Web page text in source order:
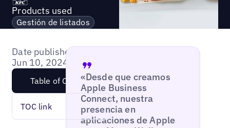
Products used
Gestión de listados
Date published:
Jun 10, 2024
Table of Content
TOC link
«Desde que creamos
Apple Business
Connect, nuestra
presencia en
aplicaciones de Apple